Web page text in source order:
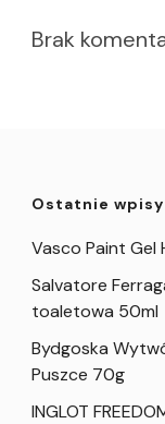
Brak
Ostatnie wpisy
Vasco Paint Gel
Salvatore
toaletowa 50ml
Bydgoska
Puszce 70g
INGLOT